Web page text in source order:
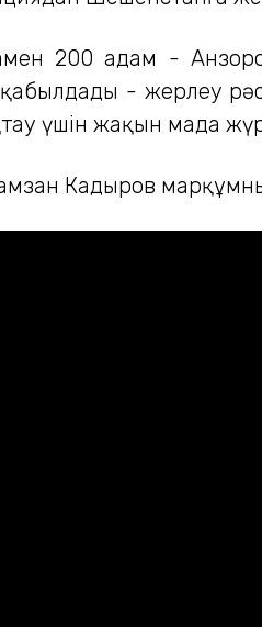
200 адам -
қабылдады - жерлеу
үшін жақын маңда
Кадыров